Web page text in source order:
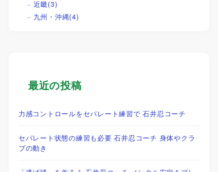
近畿(3)
九州・沖縄(4)
最近の投稿
力感コントロールをセパレート練習で 石井忍コーチ
セパレート状態の練習も必要 石井忍コーチ 身体やクラ
ブの動き